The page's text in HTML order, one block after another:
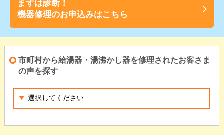
まずは診断！
機器修理のお申込みはこちら
市町村から給湯器・湯沸かし器を修理されたお客さま
の声を探す